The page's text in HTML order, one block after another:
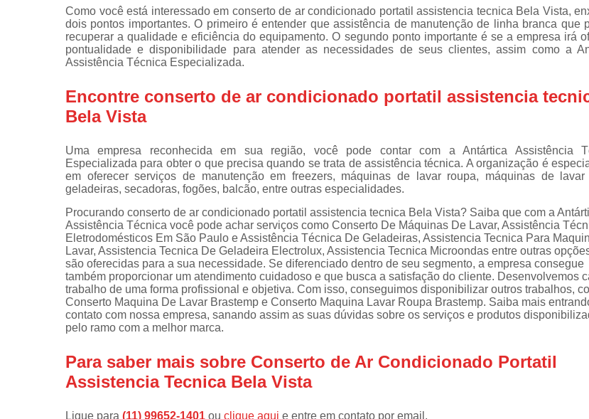
expositoras
Instalação de
fogões
lavar roupa
Manutenções
de fogão
Manutenções
em freezer
Assistencia Tecnica Resfriar
Electrolux Geladeira
Geladeira Electrolux
Assistencia Tecnica
Assistencia
Assistencia Tecnica Refrigerador
Refrigerador Assistencia
Assistencia Tecnica Maquina
Assistencia
Assistencia Tecnica
Assistencia Tecnica Secadora
Assistencia Tecnica Secadora
Assistencia Tecnica de
Como você está interessado em conserto de ar condicionado portatil assistencia tecnica Bela Vista,
dois pontos importantes. O primeiro é entender que assistência de manutenção de linha branca que
recuperar a qualidade e eficiência do equipamento. O segundo ponto importante é se a empresa irá
pontualidade e disponibilidade para atender as necessidades de seus clientes, assim como a
Assistência Técnica Especializada.
Encontre conserto de ar condicionado portatil assistencia
Bela Vista
Uma empresa reconhecida em sua região, você pode contar com a Antártica Assistência
Especializada para obter o que precisa quando se trata de assistência técnica. A organização é
em oferecer serviços de manutenção em freezers, máquinas de lavar roupa, máquinas de lavar
geladeiras, secadoras, fogões, balcão, entre outras especialidades.
Procurando conserto de ar condicionado portatil assistencia tecnica Bela Vista? Saiba que com a
Assistência Técnica você pode achar serviços como Conserto De Máquinas De Lavar, Assistência
Eletrodomésticos Em São Paulo e Assistência Técnica De Geladeiras, Assistencia Tecnica Para
Lavar, Assistencia Tecnica De Geladeira Electrolux, Assistencia Tecnica Microondas entre outras
são oferecidas para a sua necessidade. Se diferenciado dentro de seu segmento, a empresa consegue
também proporcionar um atendimento cuidadoso e que busca a satisfação do cliente. Desenvolvemos
trabalho de uma forma profissional e objetiva. Com isso, conseguimos disponibilizar outros trabalhos,
Conserto Maquina De Lavar Brastemp e Conserto Maquina Lavar Roupa Brastemp. Saiba mais
contato com nossa empresa, sanando assim as suas dúvidas sobre os serviços e produtos
pelo ramo com a melhor marca.
Para saber mais sobre Conserto de Ar Condicionado Portatil
Assistencia Tecnica Bela Vista
Ligue para (11) 99652-1401 ou clique aqui e entre em contato por email.